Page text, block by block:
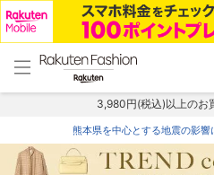
menu home
トップ
3,980円(税込)以上のお
熊本県を中心とする地震の影